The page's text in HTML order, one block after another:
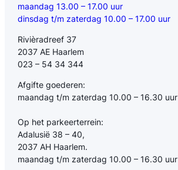
maandag 13.00 – 17.00 uur
dinsdag t/m zaterdag 10.00 – 17.00 uur
Rivièradreef 37
2037 AE Haarlem
023 – 54 34 344
Afgifte goederen:
maandag t/m zaterdag 10.00 – 16.30 uur
Op het parkeerterrein:
Adalusië 38 – 40,
2037 AH Haarlem.
maandag t/m zaterdag 10.00 – 16.30 uur